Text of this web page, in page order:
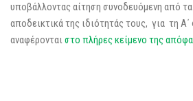
υποβάλλοντας αίτηση συνοδευόμενη από τα
αποδεικτικά της ιδιότητάς τους, για τη
αναφέρονταιστο πλήρες κείμενο της